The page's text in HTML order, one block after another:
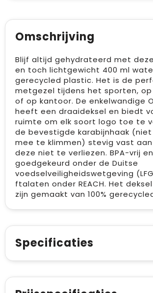
Omschrijving
Blijf altijd gehydrateerd met
en toch lichtgewicht 400 ml
gerecycled plastic. Het is de
metgezel tijdens het sporten,
of op kantoor. De enkelwandige
heeft een draaideksel en biedt
ruimte om elk soort logo toe te
de bevestigde karabijnhaak
mee te klimmen) stevig vast
deze niet te verliezen. BPA-vrij
goedgekeurd onder de Duitse
voedselveiligheidswetgeving
ftalaten onder REACH. Het
zijn gemaakt van 100%
Specificaties